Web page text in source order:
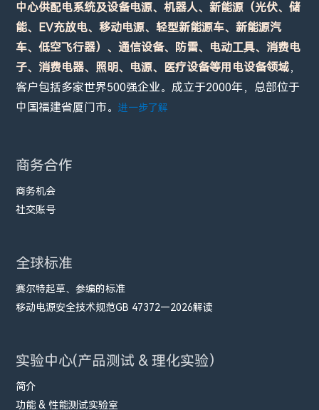
中心供配电系统及设备电源、机器人、新能源（光伏、储
能、EV充放电、移动电源、轻型新能源车、新能源汽
车、低空飞行器）、通信设备、防雷、电动工具、消费电
子、消费电器、照明、电源、医疗设备等用电设备领域，
客户包括多家世界500强企业。成立于2000年，总部位于
中国福建省厦门市。进一步了解
商务合作
商务机会
社交账号
全球标准
赛尔特起草、参编的标准
移动电源安全技术规范GB 47372—2026解读
实验中心(产品测试 & 理化实验）
简介
功能 & 性能测试实验室